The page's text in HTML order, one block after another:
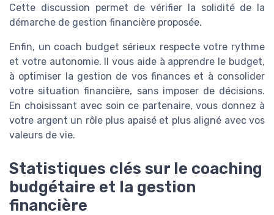
Cette discussion permet de vérifier la solidité de la
démarche de gestion financière proposée.
Enfin, un coach budget sérieux respecte votre rythme
et votre autonomie. Il vous aide à apprendre le budget,
à optimiser la gestion de vos finances et à consolider
votre situation financière, sans imposer de décisions.
En choisissant avec soin ce partenaire, vous donnez à
votre argent un rôle plus apaisé et plus aligné avec vos
valeurs de vie.
Statistiques clés sur le coaching
budgétaire et la gestion
financière